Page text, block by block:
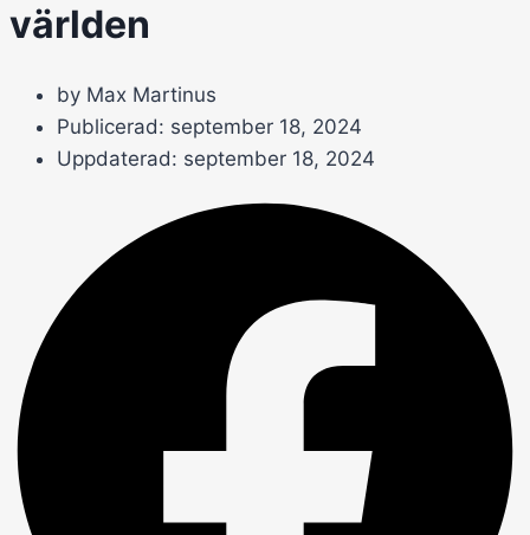
världen
by Max Martinus
Publicerad: september 18, 2024
Uppdaterad: september 18, 2024